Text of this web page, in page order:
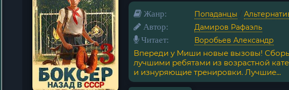
Жанр: Попаданцы
Автор: Дамиров Рафаэль
Читает: Воробьев Александр
Впереди у Миши новые вызовы!
лучшими ребятами из возрастной
и изнуряющие тренировки. Лучшие...